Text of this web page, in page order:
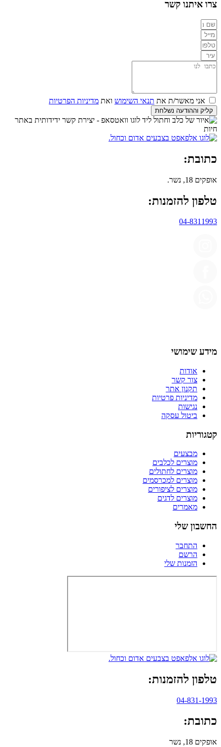
צרו איתנו קשר
אני מאשר/ת את תנאי השימוש ואת מדיניות הפרטיות
קליק וההודעה נשלחת
כתובת:
אופקים 18, נשר.
טלפון להזמנות:
04-8311993
מידע שימושי
אודות
צור קשר
תקנון אתר
מדיניות פרטיות
נגישות
ביטול עסקה
קטגוריות
מבצעים
מוצרים לכלבים
מוצרים לחתולים
מוצרים למכרסמים
מוצרים לציפורים
מוצרים לדגים
מאמרים
החשבון שלי
התחבר
הרשם
הזמנות שלי
טלפון להזמנות:
04-831-1993
כתובת:
אופקים 18, נשר